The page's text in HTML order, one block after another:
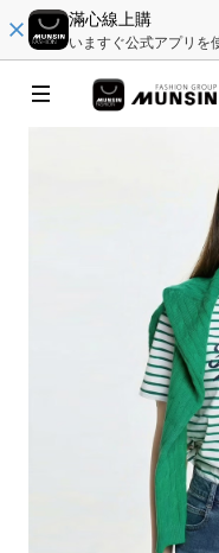
滿心線上購
いますぐ公式アプリを